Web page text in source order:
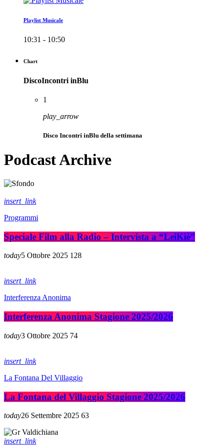
Playlist Musicale
10:31 - 10:50
Chart
DiscoIncontri inBlu
1
play_arrow
Disco Incontri inBlu della settimana
Podcast Archive
insert_link
Programmi
Speciale Film alla Radio – Intervista a “LeiKiè”
today5 Ottobre 2025 128
insert_link
Interferenza Anonima
Interferenza Anonima Stagione 2025/2026
today3 Ottobre 2025 74
insert_link
La Fontana Del Villaggio
La Fontana del Villaggio Stagione 2025/2026
today26 Settembre 2025 63
insert_link